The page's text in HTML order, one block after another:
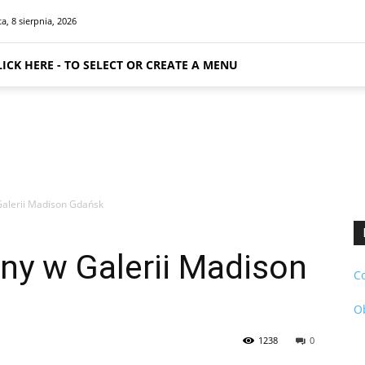
8 sierpnia, 2026
HERE - TO SELECT OR CREATE A MENU
Madison Gdańsk
w Galerii Madison
0
1238